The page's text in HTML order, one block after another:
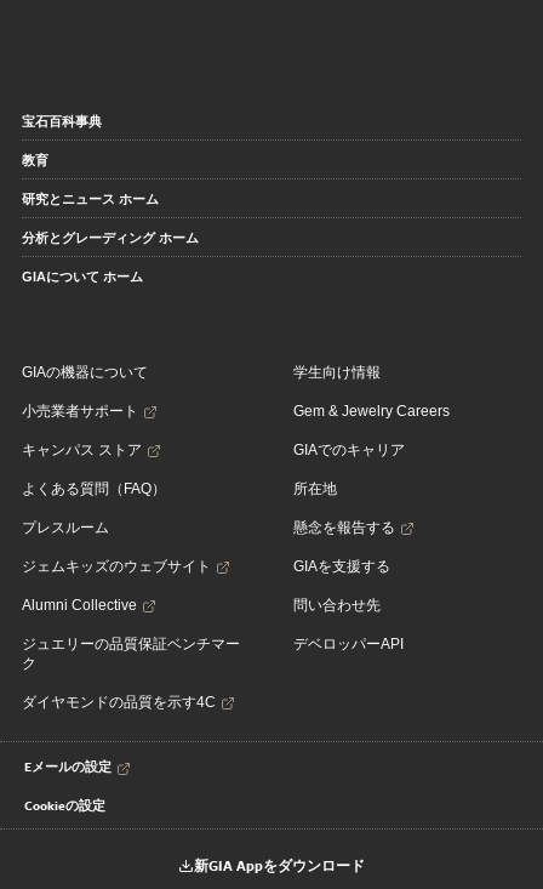
宝石百科事典
教育
研究とニュース ホーム
分析とグレーディング ホーム
GIAについて ホーム
GIAの機器について
小売業者サポート
キャンパス ストア
よくある質問（FAQ）
プレスルーム
ジェムキッズのウェブサイト
Alumni Collective
ジュエリーの品質保証ベンチマー
ク
ダイヤモンドの品質を示す4C
学生向け情報
Gem & Jewelry Careers
GIAでのキャリア
所在地
懸念を報告する
GIAを支援する
問い合わせ先
デベロッパーAPI
Eメールの設定
Cookieの設定
新GIA Appをダウンロード